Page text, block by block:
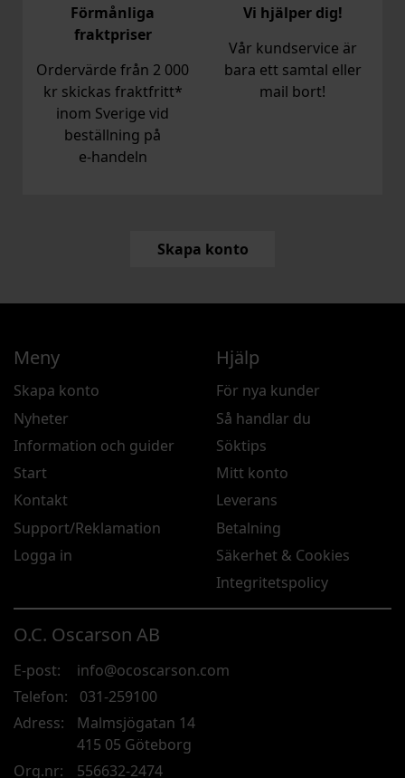
Förmånliga
fraktpriser
Ordervärde från 2 000
kr skickas fraktfritt*
inom Sverige vid
beställning på
e‑handeln
Vi hjälper dig!
Vår kundservice är
bara ett samtal eller
mail bort!
Skapa konto
O.C. Oscarson AB
E-post:
info@ocoscarson.com
Telefon:
031-259100
Adress:
Malmsjögatan 14
415 05 Göteborg
Org.nr:
556632-2474
Meny
Skapa konto
Nyheter
Information och guider
Start
Kontakt
Support/Reklamation
Logga in
Hjälp
För nya kunder
Så handlar du
Söktips
Mitt konto
Leverans
Betalning
Säkerhet & Cookies
Integritetspolicy